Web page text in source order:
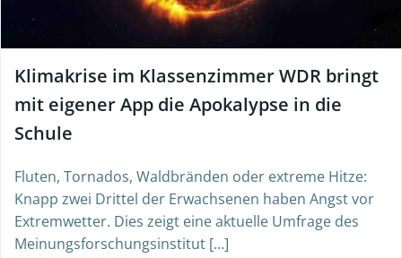
Klimakrise im Klassenzimmer WDR bringt
mit eigener App die Apokalypse in die
Schule
Fluten, Tornados, Waldbränden oder extreme Hitze:
Knapp zwei Drittel der Erwachsenen haben Angst vor
Extremwetter. Dies zeigt eine aktuelle Umfrage des
Meinungsforschungsinstitut […]